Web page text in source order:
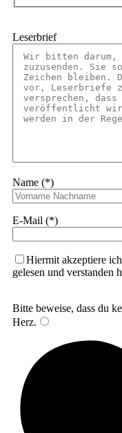
Leserbrief
Name (*)
E-Mail (*)
Hiermit akzeptiere
gelesen und verstanden
Bitte beweise, dass du
Herz.